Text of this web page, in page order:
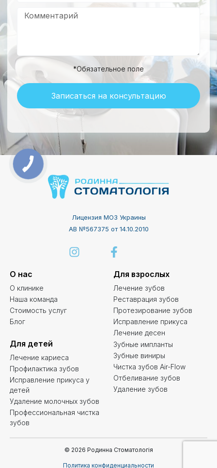
*Обязательное поле
Записаться на консультацию
Лицензия МОЗ Украины
АВ №567375 от 14.10.2010
О нас
О клинике
Наша команда
Стоимость услуг
Блог
Для взрослых
Лечение зубов
Реставрация зубов
Протезирование зубов
Исправление прикуса
Лечение десен
Зубные импланты
Зубные виниры
Чистка зубов Air-Flow
Отбеливание зубов
Удаление зубов
Для детей
Лечение кариеса
Профилактика зубов
Исправление прикуса у
детей
Удаление молочных зубов
Профессиональная чистка
зубов
© 2026 Родинна Стоматологія
Политика конфиденциальности